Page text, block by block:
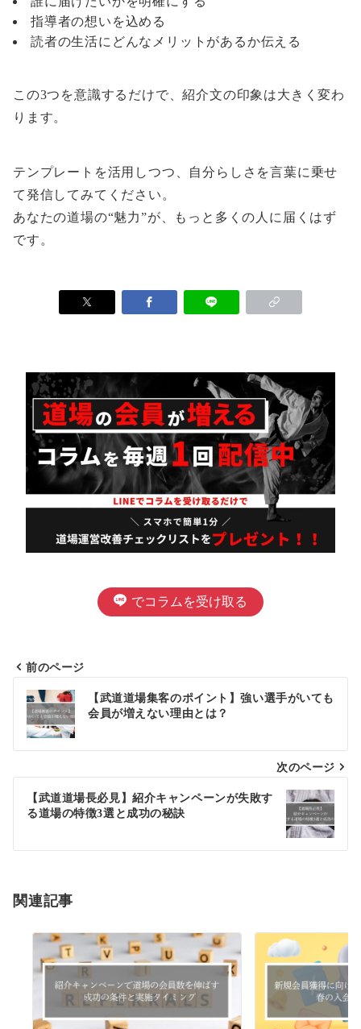
指導者の想いを込める
読者の生活にどんなメリットがあるか伝える
この3つを意識するだけで、紹介文の印象は大きく変わ
ります。
テンプレートを活用しつつ、自分らしさを言葉に乗せ
て発信してみてください。
あなたの道場の“魅力”が、もっと多くの人に届くはず
です。
でコラムを受け取る
投
稿
ナ
ビ
シ
ン
前のページ
【武道道場集客のポイント】強い選手がいても
会員が増えない理由とは？
次のページ
【武道道場長必見】紹介キャンペーンが失敗す
る道場の特徴3選と成功の秘訣
関連記事